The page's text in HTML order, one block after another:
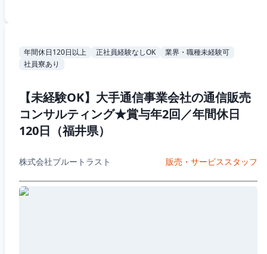
年間休日120日以上 正社員経験なしOK
業界・職種未経験可
社員寮あり
【未経験OK】大手通信事業会社の通信販売
コンサルティング★賞与年2回／年間休日
120日（福井県）
株式会社ブルートラスト 販売・サービススタッフ